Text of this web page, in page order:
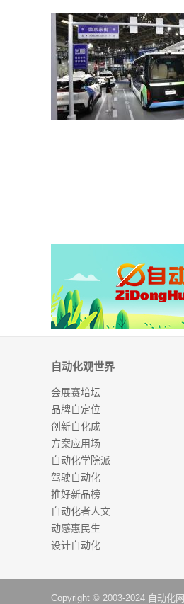
自动化观世界
会展赛培坛
品牌自定位
创新自化成
方案应用场
自动化学院派
驾驶自动化
推好新品榜
自动化者人文
动感惠民生
设计自动化
Copyright © 2003-2024 自动化网